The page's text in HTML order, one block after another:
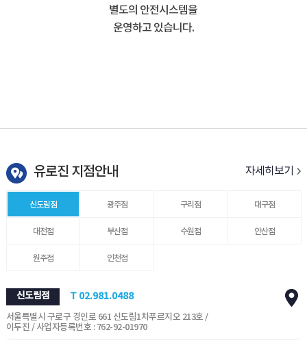
별도의 안전시스템을
운영하고 있습니다.
유로진 지점안내 자세히보기
신도림점 광주점 구리점 대구점
대전점 부산점 수원점 안산점
원주점 인천점
신도림점 T 02.981.0488
서울특별시 구로구 경인로 661 신도림1차푸르지오 213호 /
이두진 / 사업자등록번호 : 762-92-01970